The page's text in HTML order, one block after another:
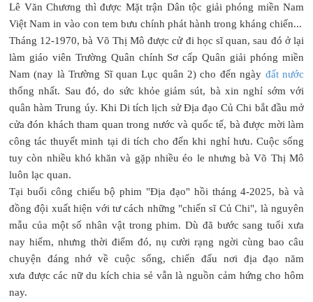
Lê Văn Chương thì được Mặt trận Dân tộc giải phóng miền Nam
Việt Nam in vào con tem bưu chính phát hành trong kháng chiến...
Tháng 12-1970, bà Võ Thị Mô được cử đi học sĩ quan, sau đó ở lại
làm giáo viên Trường Quân chính Sơ cấp Quân giải phóng miền
Nam (nay là Trường Sĩ quan Lục quân 2) cho đến ngày đất nước
thống nhất. Sau đó, do sức khỏe giảm sút, bà xin nghỉ sớm với
quân hàm Trung úy. Khi Di tích lịch sử Địa đạo Củ Chi bắt đầu mở
cửa đón khách tham quan trong nước và quốc tế, bà được mời làm
công tác thuyết minh tại di tích cho đến khi nghỉ hưu. Cuộc sống
tuy còn nhiều khó khăn và gặp nhiều éo le nhưng bà Võ Thị Mô
luôn lạc quan.
Tại buổi công chiếu bộ phim "Địa đạo" hồi tháng 4-2025, bà và
đồng đội xuất hiện với tư cách những "chiến sĩ Củ Chi", là nguyên
mẫu của một số nhân vật trong phim. Dù đã bước sang tuổi xưa
nay hiếm, nhưng thời điểm đó, nụ cười rạng ngời cùng bao câu
chuyện đáng nhớ về cuộc sống, chiến đấu nơi địa đạo năm
xưa được các nữ du kích chia sẻ vẫn là nguồn cảm hứng cho hôm
nay.